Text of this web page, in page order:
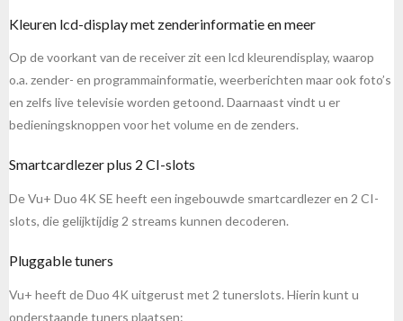
Kleuren lcd-display met zenderinformatie en meer
Op de voorkant van de receiver zit een lcd kleurendisplay, waarop
o.a. zender- en programmainformatie, weerberichten maar ook foto’s
en zelfs live televisie worden getoond. Daarnaast vindt u er
bedieningsknoppen voor het volume en de zenders.
Smartcardlezer plus 2 CI-slots
De Vu+ Duo 4K SE heeft een ingebouwde smartcardlezer en 2 CI-
slots, die gelijktijdig 2 streams kunnen decoderen.
Pluggable tuners
Vu+ heeft de Duo 4K uitgerust met 2 tunerslots. Hierin kunt u
onderstaande tuners plaatsen: